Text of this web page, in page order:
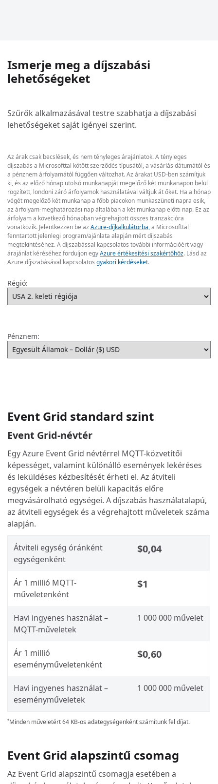
Ismerje meg a díjszabási
lehetőségeket
Szűrők alkalmazásával testre szabhatja a díjszabási
lehetőségeket saját igényei szerint.
Az árak csak becslések, és nem tényleges árajánlatok. A tényleges
díjszabás a Microsofttal kötött szerződés típusától, a vásárlás dátumától és
a pénznem árfolyamától függően változhat. Az árakat USD-ben számítjuk
ki, és az előző hónap utolsó munkanapját megelőző két munkanapon belül
rögzített, londoni záró árfolyamok használatával váltjuk át őket. Ha a hónap
végét megelőző két munkanap a főbb piacokon munkaszüneti napra esik,
az árfolyam-meghatározási nap általában a két munkanap előtti nap. Ez az
árfolyam a következő hónapban végrehajtott összes tranzakcióra
vonatkozik. Jelentkezzen be az Azure-díjkalkulátorba,a Microsofttal
fenntartott jelenlegi program/ajánlata alapján mért díjszabás
megtekintéséhez. A díjszabással kapcsolatos további információért vagy
árajánlat kéréséhez forduljon egyAzure értékesítési szakértőhöz. Lásd az
Azure díjszabásával kapcsolatos gyakori kérdéseket.
Régió:
Pénznem:
Event Grid standard szint
Event Grid-névtér
Egy Azure Event Grid névtérrel MQTT-közvetítői
képességet, valamint különálló események lekéréses
és leküldéses kézbesítését érheti el. Az átviteli
egységek a névtéren belüli kapacitás előre
megvásárolható egységei. A díjszabás használatalapú,
az átviteli egységek és a végrehajtott műveletek száma
alapján.
Átviteli egység óránként
egységenként
$0,04
Ár 1 millió MQTT-
műveletenként
$1
Havi ingyenes használat –
MQTT-műveletek
1 000 000 művelet
Ár 1 millió
eseményműveletenként
$0,60
Havi ingyenes használat –
eseményműveletek
1 000 000 művelet
*Minden műveletért 64 KB-os adategységenként számítunk fel díjat.
Event Grid alapszintű csomag
Az Event Grid alapszintű csomagja esetében a